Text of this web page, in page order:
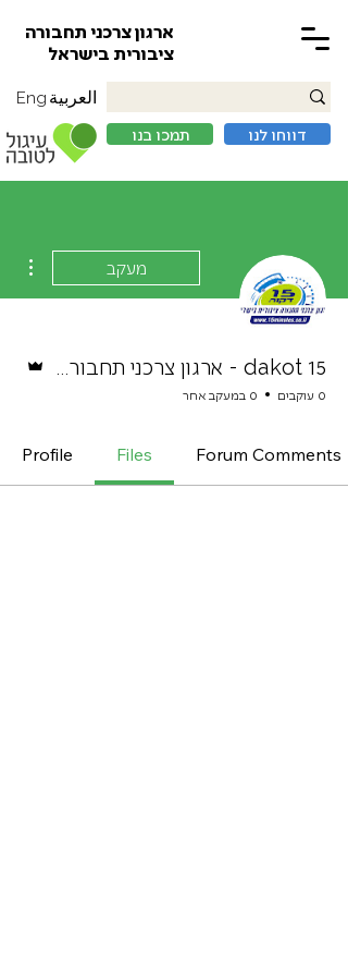
ארגון צרכני תחבורה
ציבורית בישראל
תמכו בנו דווחו לנו
العربية Eng
מעקב
0 עוקבים 0 במעקב אחר
Profile Files Forum Comments